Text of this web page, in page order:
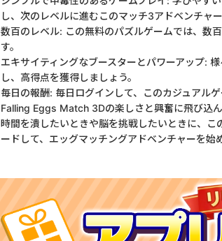
し、次のレベルに進むこのマッチ3アドベンチャ
数百のレベル: この無料のパズルゲームでは、数
す。
エキサイティングなブースターとパワーアップ:
し、高得点を獲得しましょう。
毎日の報酬: 毎日ログインして、このカジュアル
Falling Eggs Match 3Dの楽しさと興奮に飛び込ん
時間を潰したいときや脳を挑戦したいときに、
ードして、エッグマッチングアドベンチャーを始